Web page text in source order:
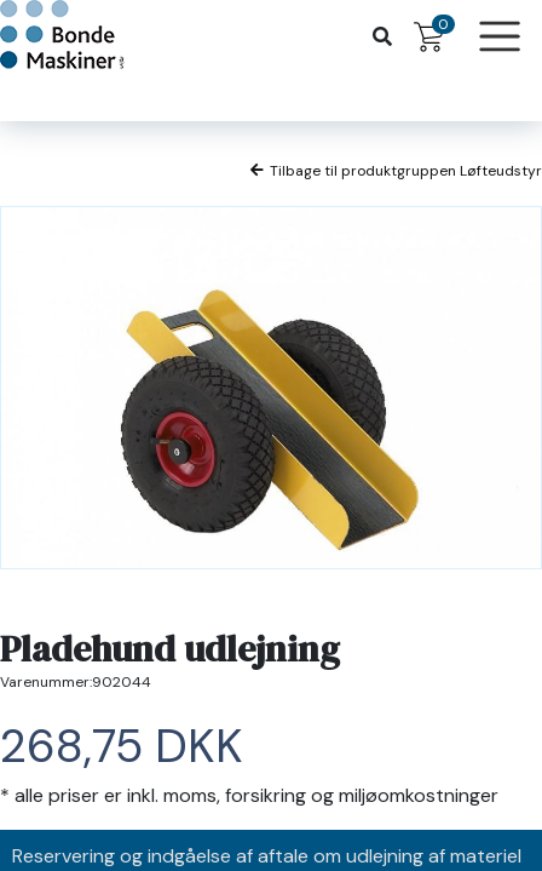
Tilbage til produktgruppen Løfteudstyr
Pladehund udlejning
Varenummer:902044
268,75 DKK
* alle priser er inkl. moms, forsikring og miljøomkostninger
Reservering og indgåelse af aftale om udlejning af materiel
0